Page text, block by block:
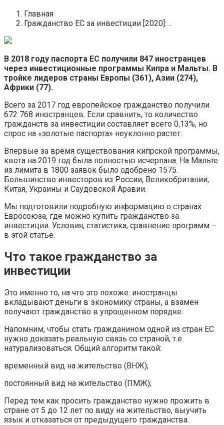
Главная
Гражданство ЕС за инвестиции [2020]:…
В 2018 году паспорта ЕС получили 847 иностранцев
через инвестиционные программы Кипра и Мальты. В
тройке лидеров страны Европы (361), Азии (274),
Африки (77).
Всего за 2017 год европейское гражданство получили
672 768 иностранцев. Если сравнить, то количество
гражданств за инвестиции составляет всего 0,13%, но
спрос на «золотые паспорта» неуклонно растет.
Впервые за время существования кипрской программы,
квота на 2019 год была полностью исчерпана. На Мальте
из лимита в 1800 заявок было одобрено 1575.
Большинство инвесторов из России, Великобритании,
Китая, Украины и Саудовской Аравии.
Мы подготовили подробную информацию о странах
Евросоюза, где можно купить гражданство за
инвестиции. Условия, статистика, сравнение программ –
в этой статье.
Что такое гражданство за
инвестиции
Это именно то, на что это похоже: иностранцы
вкладывают деньги в экономику страны, а взамен
получают гражданство в упрощенном порядке.
Напомним, чтобы стать гражданином одной из стран ЕС
нужно доказать реальную связь со страной, т.е.
натурализоваться. Общий алгоритм такой:
временный вид на жительство (ВНЖ);
постоянный вид на жительство (ПМЖ);
Перед тем как просить гражданство нужно прожить в
стране от 5 до 12 лет по виду на жительство, выучить
язык и отказаться от предыдущего гражданства.